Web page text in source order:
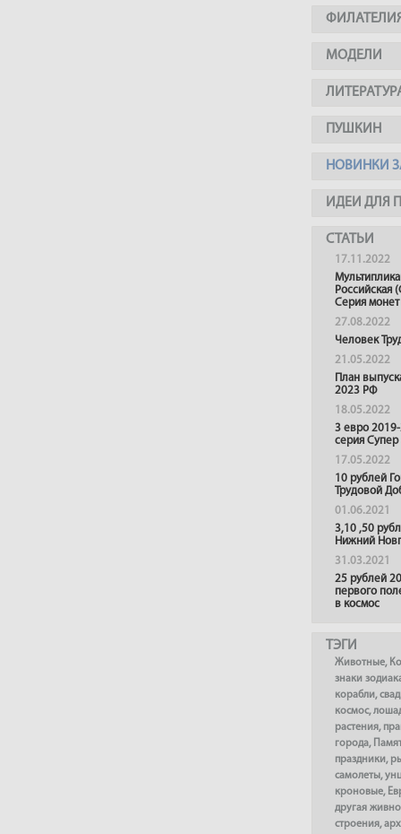
МОДЕЛИ
ПУШКИН
НОВИНКИ
ИДЕИ ДЛЯ
СТАТЬИ
17.11.2022
Российская
Серия монет
27.08.2022
Человек
21.05.2022
План
2023 РФ
18.05.2022
3 евро
серия
17.05.2022
10 рублей
Трудовой
01.06.2021
3,10 ,50
Нижний
31.03.2021
25 рублей
первого
в космос
ТЭГИ
Животные,
знаки
корабли,
космос,
растения,
города,
праздники,
самолеты,
кроновые,
другая
строения,